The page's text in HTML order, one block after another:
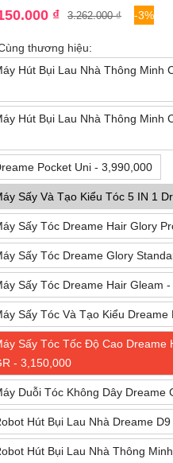
3.262.000₫
₫ -3%
thương hiệu:
Hút Bụi Lau Nhà Thông Minh
Hút Bụi Lau Nhà Thông Minh
Pocket Uni - 3,990,000
Sấy Và Tạo Kiểu Tóc 5 IN 1
Sấy Tóc Dreame Hair Glory
Sấy Tóc Dreame Glory
Sấy Tóc Dreame Hair Gleam
Sấy Tóc Và Tạo Kiểu Dreame
Sấy Tóc Tốc Độ Cao Dreame
- 3,150,000
Duỗi Tóc Không Dây Dreame
Hút Bụi Lau Nhà Dreame
Hút Bụi Lau Nhà Thông